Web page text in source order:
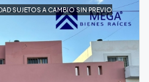
SUJETOS A CAMBIO SIN PREVIO